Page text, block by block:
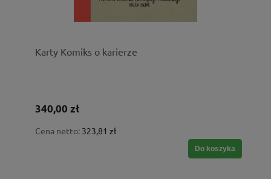
Karty Komiks o karierze
340,00 zł
Cena netto: 323,81 zł
Do koszyka